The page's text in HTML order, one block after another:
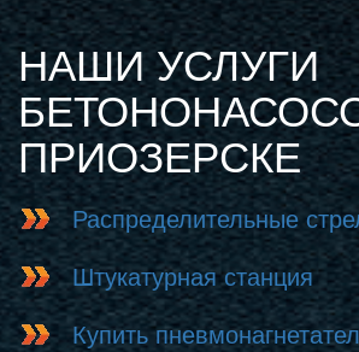
НАШИ УСЛУГИ
ПРИОЗЕРСКЕ
Распределительные
Штукатурная станция
Купить